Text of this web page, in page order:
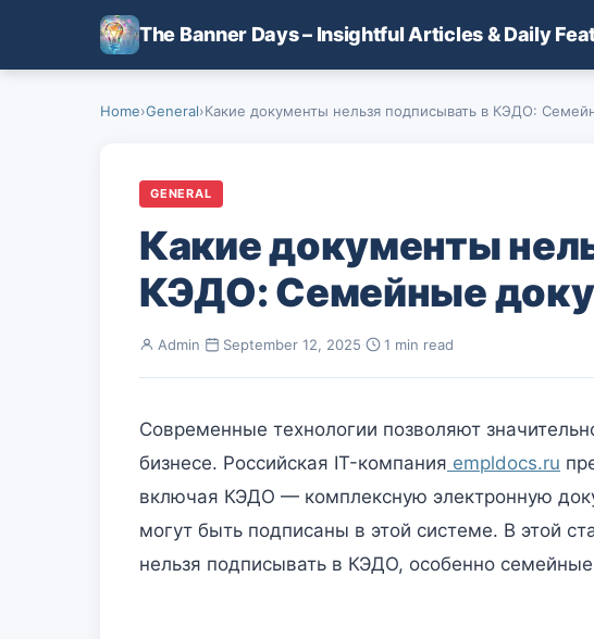
Skip to main content
The Banner Days – Insightful Articles & Daily
Home›General›Какие документы нельзя подписывать в КЭДО:
GENERAL
Какие документы
КЭДО: Семейные
Admin September 12, 2025 1 min read
Современные технологии позволяют
бизнесе. Российская IT-компания empldocs.ru
включая КЭДО — комплексную электронную
могут быть подписаны в этой системе. В этой
нельзя подписывать в КЭДО, особенно